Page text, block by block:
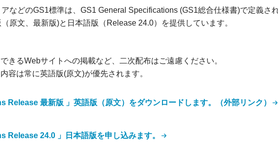
などのGS1標準は、GS1 General Specifications (GS1総合仕様書)で定義さ
原文、最新版)と日本語版（Release 24.0）を提供しています。
きるWebサイトへの掲載など、二次配布はご遠慮ください。
容は常に英語版(原文)が優先されます。
Release 最新版 」英語版（原文）をダウンロードします。（外部リンク）
Release 24.0 」日本語版を申し込みます。